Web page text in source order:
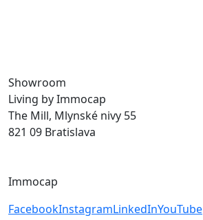
Showroom
Living by Immocap
The Mill, Mlynské nivy 55
821 09 Bratislava
Immocap
FacebookInstagramLinkedInYouTube